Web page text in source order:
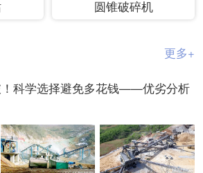
圆锥破碎机
更多+
！科学选择避免多花钱——优劣分析